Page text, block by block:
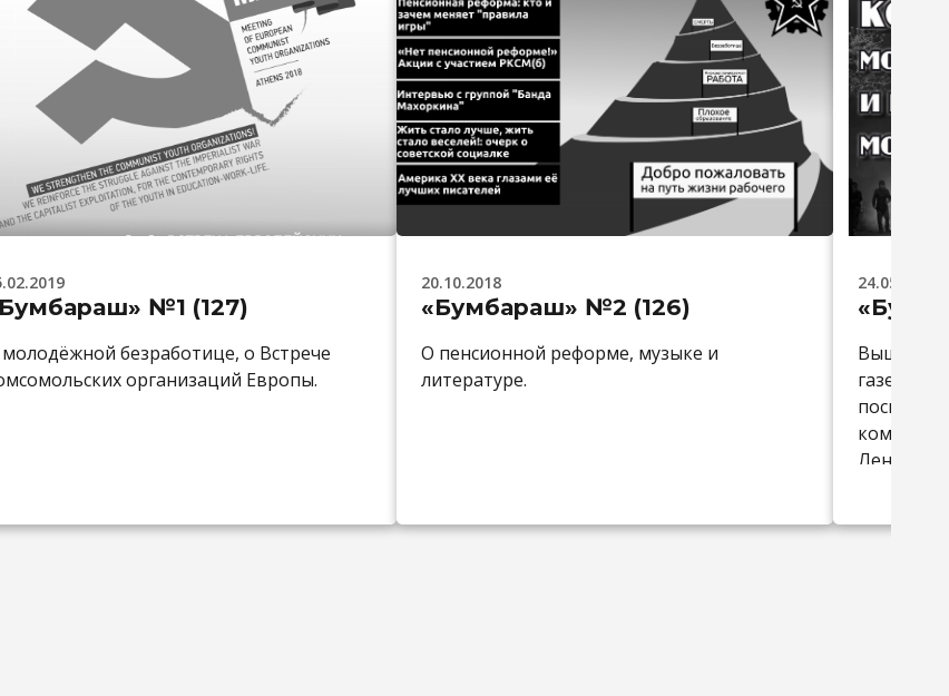
№1 (127)
безработице, о Встрече
организаций Европы.
20.10.2018
«Бумбараш» №2 (126)
О пенсионной реформе, музыке и
литературе.
24.05.2018
Вышел в
газеты